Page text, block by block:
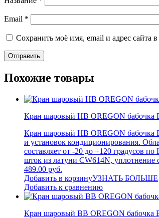
Email *
Сохранить моё имя, email и адрес сайта
Похожие товары
Кран шаровый НВ OREGON бабочка
Кран шаровый НВ OREGON бабочка
и установок кондиционирования.
составляет от -20 до +120 градусов
шток из латуни CW614N,
489.00 руб.
Добавить в корзинуУЗНАТЬ БОЛЬШЕ
Добавить к сравнению
Кран шаровый ВВ OREGON бабочка